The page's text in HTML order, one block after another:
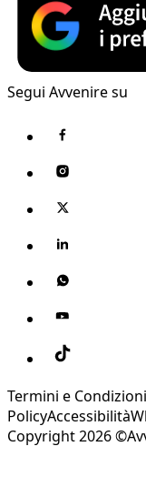
Segui Avvenire su
Termini e Condizioni
PolicyAccessibilità
Copyright 2026